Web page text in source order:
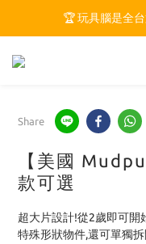
🏆 玩具腦是全
🏆 玩具腦是全
🍎 玩
Share
【美國
款可選
超大片設計!從2歲即可開
特殊形狀物件,還可單獨